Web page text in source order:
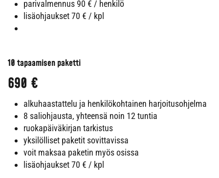
parivalmennus 90 € / henkilö
lisäohjaukset 70 € / kpl
10 tapaamisen paketti
690 €
alkuhaastattelu ja henkilökohtainen harjoitusohjelma
8 saliohjausta, yhteensä noin 12 tuntia
ruokapäiväkirjan tarkistus
yksilölliset paketit sovittavissa
voit maksaa paketin myös osissa
lisäohjaukset 70 € / kpl